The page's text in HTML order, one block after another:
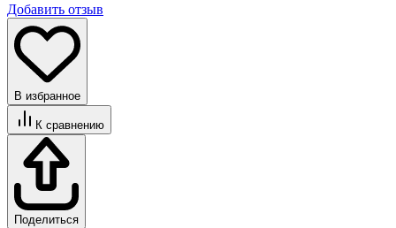
Добавить отзыв
В избранное
К сравнению
Поделиться